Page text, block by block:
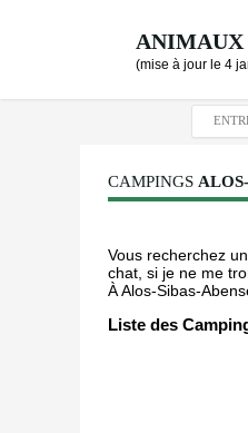
ANIMAUX
(mise à jour le 4
CAMPINGS
Vous recherchez
chat, si je ne me
À Alos-Sibas-
Liste des